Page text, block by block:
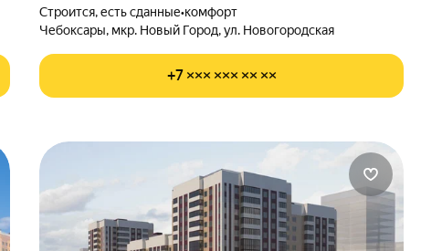
Строится, есть сданные•комфорт
Чебоксары, мкр. Новый Город, ул. Новогородская
+7 ××× ××× ×× ××